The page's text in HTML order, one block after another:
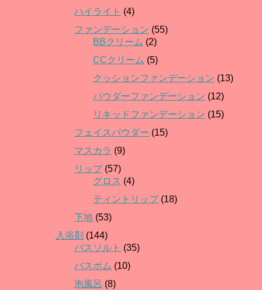
ハイライト (4)
ファンデーション (55)
BBクリーム (2)
CCクリーム (5)
クッションファンデーション (13)
パウダーファンデーション (12)
リキッドファンデーション (15)
フェイスパウダー (15)
マスカラ (9)
リップ(57)
グロス (4)
ティントリップ(18)
下地 (53)
入浴剤 (144)
バスソルト (35)
バスボム (10)
泡風呂 (8)